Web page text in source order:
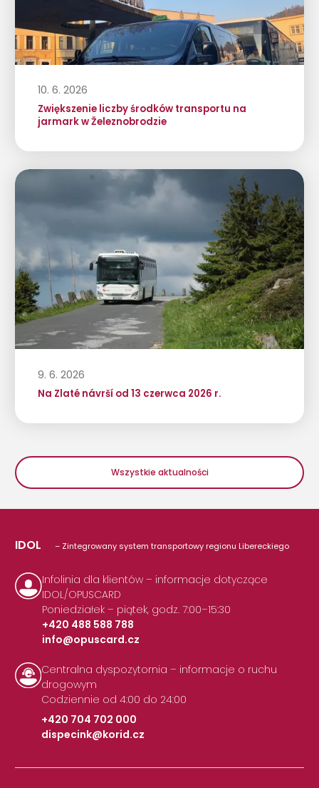
10. 6. 2026
Zwiększenie liczby środków transportu na
jarmark w Železnobrodzie
9. 6. 2026
Na Zlaté návrší od 13 czerwca 2026 r.
Wszystkie aktualności
IDOL – Zintegrowany system transportowy regionu Libereckiego
Infolinia dla klientów – informacje dotyczące
IDOL/OPUSCARD
Poniedziałek – piątek, godz. 7:00–15:30
+420 488 588 788
|
info@opuscard.cz
Centralna dyspozytornia – informacje o ruchu
drogowym
Codziennie od 4:00 do 24:00
+420 704 702 000
|
dispecink@korid.cz